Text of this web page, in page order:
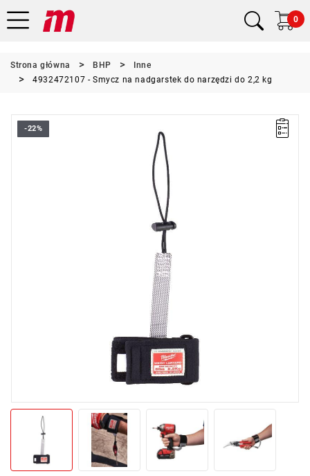
0
Strona główna BHP
Inne
4932472107 - Smycz na nadgarstek do narzędzi do 2,2 kg
-22%